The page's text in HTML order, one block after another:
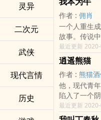
灵异
二次元
武侠
现代言情
历史
您带来的美
窗，绿色免费
忘记向您群
作者：来不
懒惬意，一
说给您带来
弹窗，绿色
把心情分享给
作者 : 佣肖
一个人重生
故事。传说
农氏的功法
过程中他发
正的自己。
各位书友要
忘记向您群
作者：佣肖
意，一杯下
您带来的美
最近更新
逍遥熊猫
作者 : 熊猫
他，现代青
陷入了一个
大战；他，
族大兴东奔
最近更新